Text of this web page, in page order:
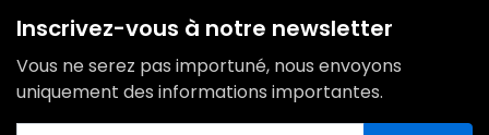
Inscrivez-vous à notre newsletter
Vous ne serez pas importuné, nous envoyons
uniquement des informations importantes.